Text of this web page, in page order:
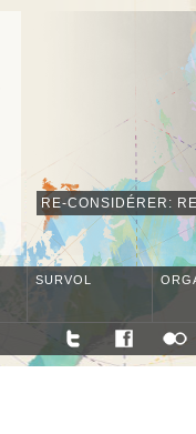
RE-CONSIDÉRER:
SURVOL